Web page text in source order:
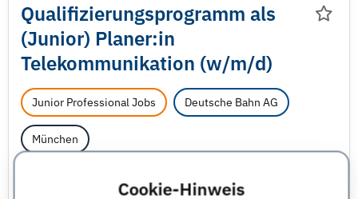
Cookie-Hinweis
Qualifizierungsprogramm als
(Junior) Planer:in
Telekommunikation (w/m/d)
Junior Professional Jobs Deutsche Bahn AG
München